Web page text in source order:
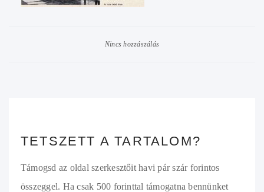
Nincs hozzászálás
TETSZETT A TARTALOM?
Támogsd az oldal szerkesztőit havi pár szár forintos
összeggel. Ha csak 500 forinttal támogatna bennünket